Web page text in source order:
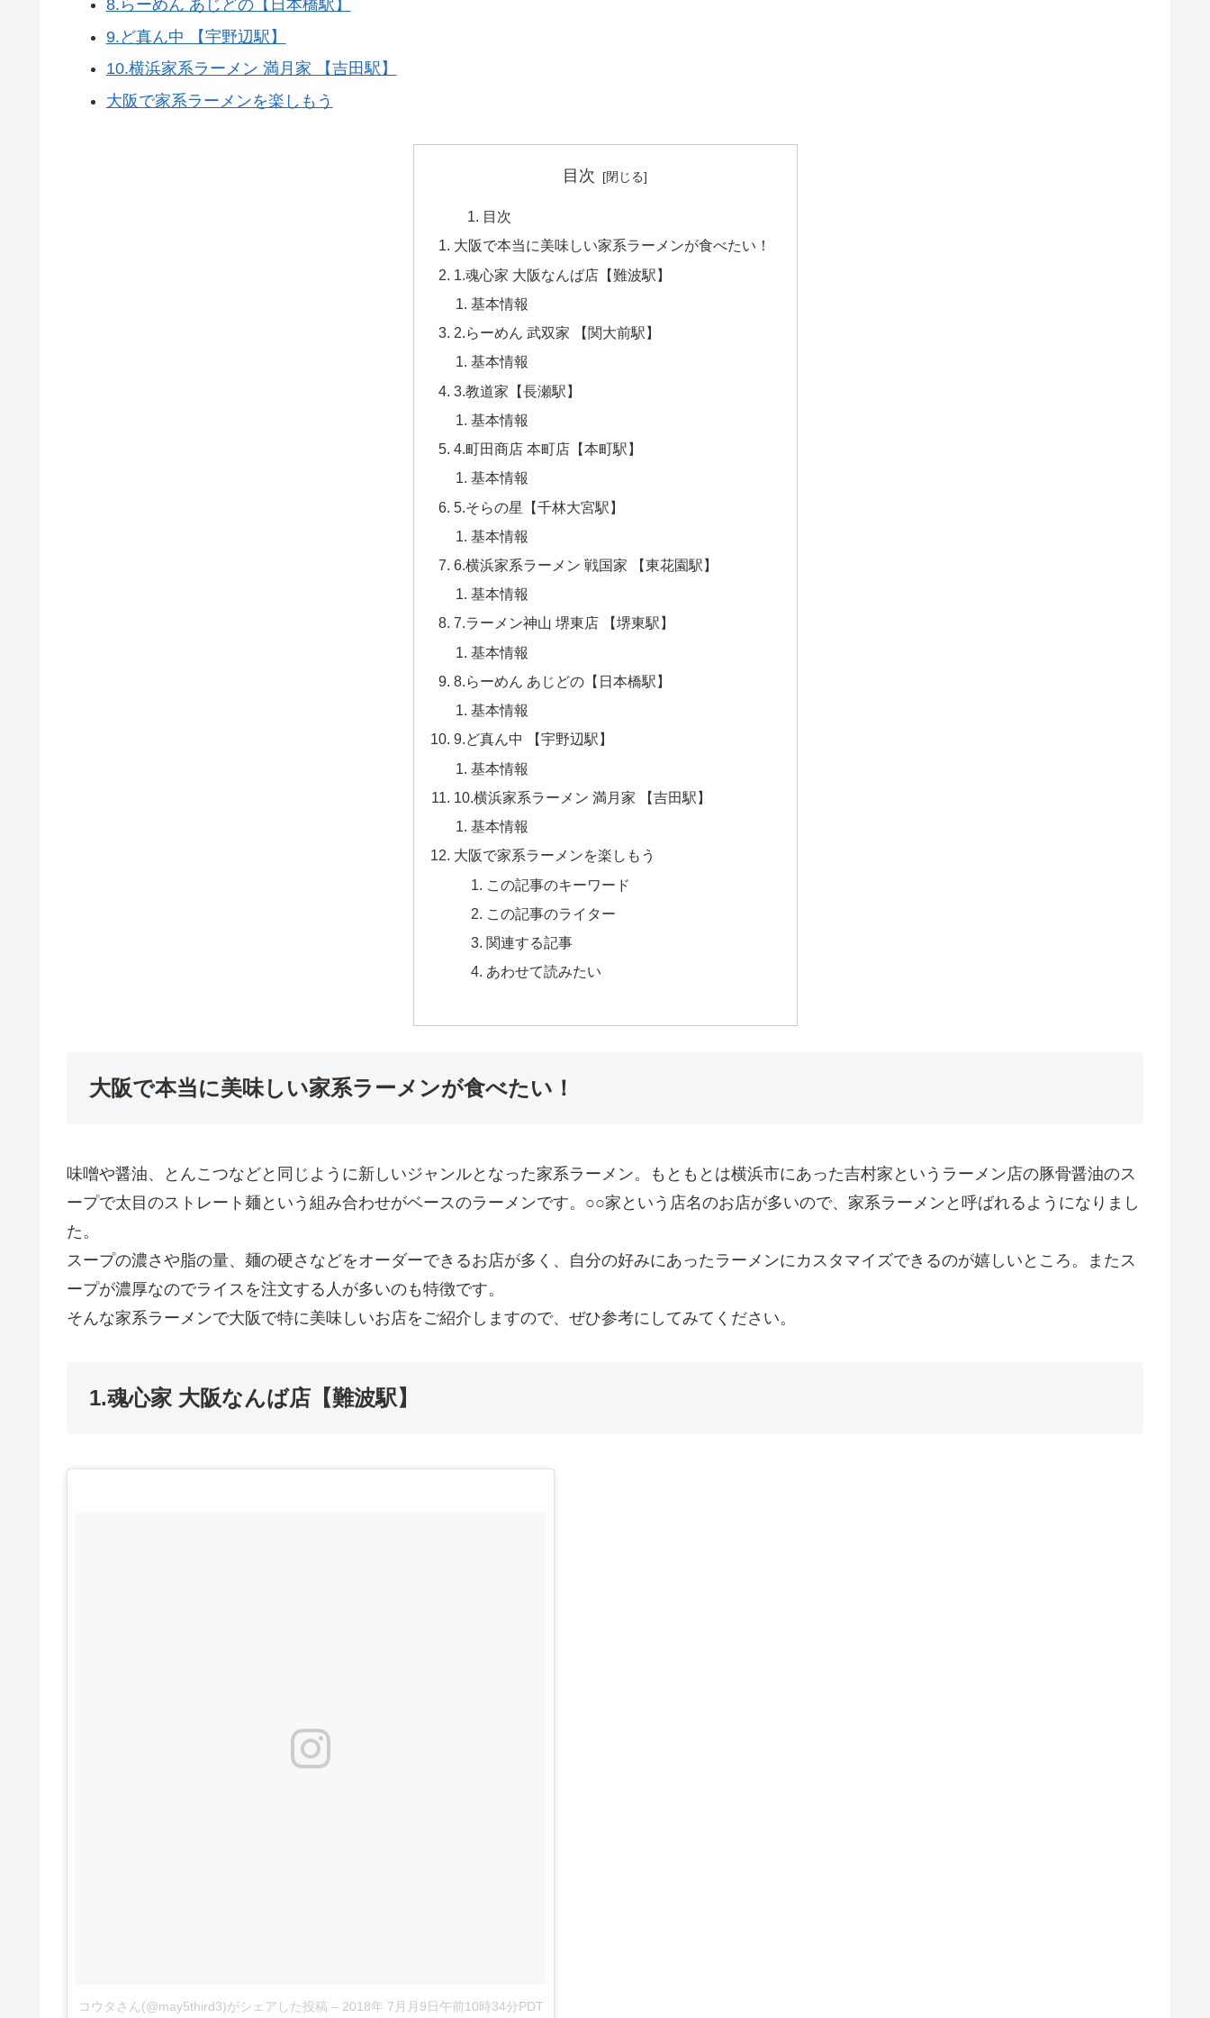
8.らーめん あじどの【日本橋駅】
9.ど真ん中 【宇野辺駅】
10.横浜家系ラーメン 満月家 【吉田駅】
大阪で家系ラーメンを楽しもう
目次
目次
大阪で本当に美味しい家系ラーメンが食べたい！
1.魂心家 大阪なんば店【難波駅】
基本情報
2.らーめん 武双家 【関大前駅】
基本情報
3.教道家【長瀬駅】
基本情報
4.町田商店 本町店【本町駅】
基本情報
5.そらの星【千林大宮駅】
基本情報
6.横浜家系ラーメン 戦国家 【東花園駅】
基本情報
7.ラーメン神山 堺東店 【堺東駅】
基本情報
8.らーめん あじどの【日本橋駅】
基本情報
9.ど真ん中 【宇野辺駅】
基本情報
10.横浜家系ラーメン 満月家 【吉田駅】
基本情報
大阪で家系ラーメンを楽しもう
この記事のキーワード
この記事のライター
関連する記事
あわせて読みたい
大阪で本当に美味しい家系ラーメンが食べたい！
味噌や醤油、とんこつなどと同じように新しいジャンルとなった家系ラーメン。もともとは横浜市にあった吉村家というラーメン店の豚骨醤油のス
ープで太目のストレート麺という組み合わせがベースのラーメンです。○○家という店名のお店が多いので、家系ラーメンと呼ばれるようになりまし
た。
スープの濃さや脂の量、麺の硬さなどをオーダーできるお店が多く、自分の好みにあったラーメンにカスタマイズできるのが嬉しいところ。またス
ープが濃厚なのでライスを注文する人が多いのも特徴です。
そんな家系ラーメンで大阪で特に美味しいお店をご紹介しますので、ぜひ参考にしてみてください。
1.魂心家 大阪なんば店【難波駅】
コウタさん(@may5third3)がシェアした投稿 – 2018年 7月月9日午前10時34分PDT